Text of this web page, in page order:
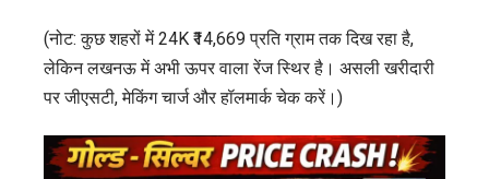
(नोट: कुछ शहरों में 24K ₹14,669 प्रति ग्राम तक दिख रहा है,
लेकिन लखनऊ में अभी ऊपर वाला रेंज स्थिर है। असली खरीदारी
पर जीएसटी, मेकिंग चार्ज और हॉलमार्क चेक करें।)